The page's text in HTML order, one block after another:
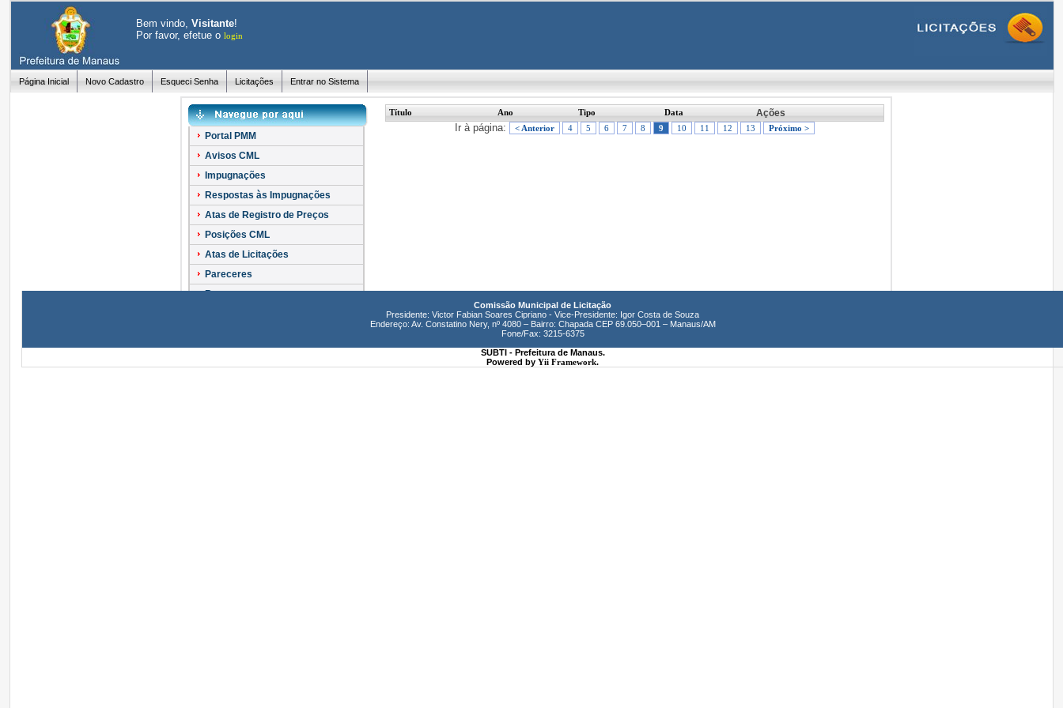
Bem vindo,Visitante!
Por favor, efetue ologin
Página Inicial Novo Cadastro Esqueci Senha Licitações Entrar no Sistema
Portal PMM
Avisos CML
Impugnações
Respostas às Impugnações
Atas de Registro de Preços
Posições CML
Atas de Licitações
Pareceres
Recursos
Título Ano Tipo Data Ações
Ir à página: < Anterior 4 5 6 7 8 9 10 11 12 13 Próximo >
Comissão Municipal de Licitação
Presidente: Victor Fabian Soares Cipriano - Vice-Presidente: Igor Costa de Souza
Endereço: Av. Constatino Nery, nº 4080 – Bairro: Chapada CEP 69.050–001 – Manaus/AM
Fone/Fax: 3215-6375
SUBTI - Prefeitura de Manaus.
Powered byYii Framework.